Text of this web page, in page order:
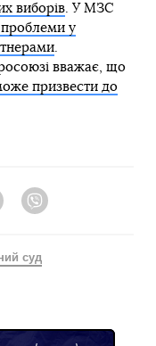
виборів. У МЗС
у
.
вважає, що
призвести до
TelegramViber
суд